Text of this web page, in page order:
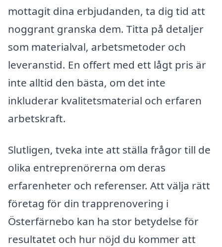
mottagit dina erbjudanden, ta dig tid att
noggrant granska dem. Titta på detaljer
som materialval, arbetsmetoder och
leveranstid. En offert med ett lågt pris är
inte alltid den bästa, om det inte
inkluderar kvalitetsmaterial och erfaren
arbetskraft.
Slutligen, tveka inte att ställa frågor till de
olika entreprenörerna om deras
erfarenheter och referenser. Att välja rätt
företag för din trapprenovering i
Österfärnebo kan ha stor betydelse för
resultatet och hur nöjd du kommer att